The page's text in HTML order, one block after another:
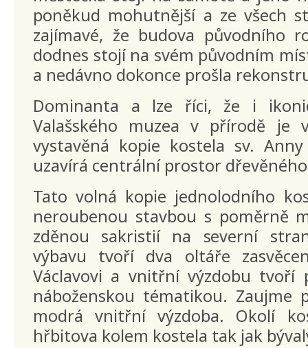
poněkud mohutnější a ze všech
zajímavé, že budova původního
dodnes stojí na svém původním
a nedávno dokonce prošla
Dominanta a lze říci, že i
Valašského muzea v přírodě je
vystavěná kopie kostela sv.
uzavírá centrální prostor
Tato volná kopie jednolodního
neroubenou stavbou s poměrně
zděnou sakristií na severní
výbavu tvoří dva oltáře
Václavovi a vnitřní výzdobu tvoří
náboženskou tématikou. Zaujme
modrá vnitřní výzdoba. Okolí
hřbitova kolem kostela tak jak